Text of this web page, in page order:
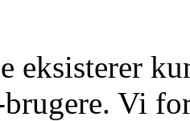
eksisterer
Vi